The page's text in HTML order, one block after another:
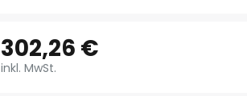
302,26 €
inkl. MwSt.